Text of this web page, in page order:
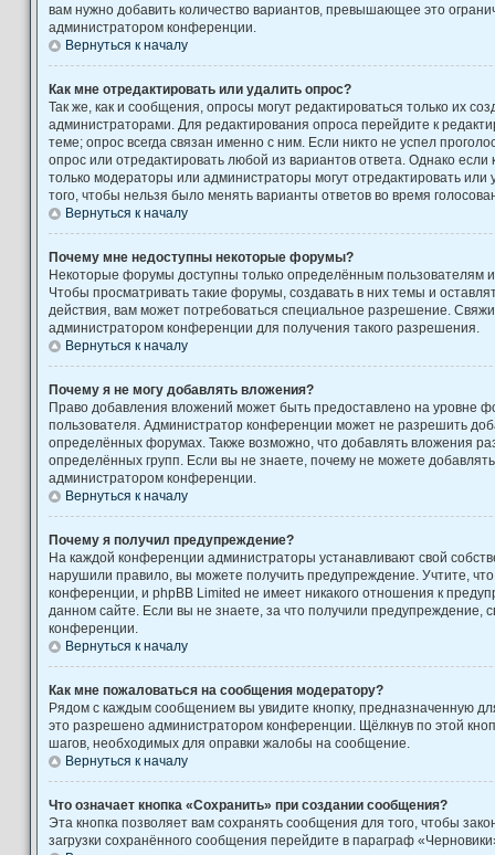
вам нужно добавить количество вариантов, превышающее это
администратором конференции.
Вернуться к началу
Как мне отредактировать или удалить опрос?
Так же, как и сообщения, опросы могут редактироваться только их
администраторами. Для редактирования опроса перейдите к
теме; опрос всегда связан именно с ним. Если никто не успел
опрос или отредактировать любой из вариантов ответа. Однако если
только модераторы или администраторы могут отредактировать или
того, чтобы нельзя было менять варианты ответов во время
Вернуться к началу
Почему мне недоступны некоторые форумы?
Некоторые форумы доступны только определённым пользователям
Чтобы просматривать такие форумы, создавать в них темы и
действия, вам может потребоваться специальное разрешение.
администратором конференции для получения такого разрешения.
Вернуться к началу
Почему я не могу добавлять вложения?
Право добавления вложений может быть предоставлено на уровне
пользователя. Администратор конференции может не разрешить
определённых форумах. Также возможно, что добавлять вложения
определённых групп. Если вы не знаете, почему не можете
администратором конференции.
Вернуться к началу
Почему я получил предупреждение?
На каждой конференции администраторы устанавливают свой
нарушили правило, вы можете получить предупреждение. Учтите,
конференции, и phpBB Limited не имеет никакого отношения к
данном сайте. Если вы не знаете, за что получили предупреждение,
конференции.
Вернуться к началу
Как мне пожаловаться на сообщения модератору?
Рядом с каждым сообщением вы увидите кнопку, предназначенную
это разрешено администратором конференции. Щёлкнув по этой
шагов, необходимых для оправки жалобы на сообщение.
Вернуться к началу
Что означает кнопка «Сохранить» при создании сообщения?
Эта кнопка позволяет вам сохранять сообщения для того, чтобы
загрузки сохранённого сообщения перейдите в параграф